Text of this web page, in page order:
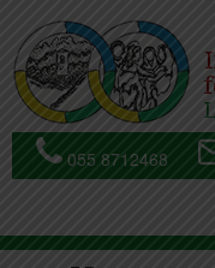
055 8712468